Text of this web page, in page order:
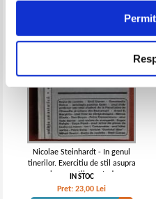
Nicolae Steinhardt - In genul
tinerilor. Exercitiu de stil asupra
unei generatii neortodoxe
IN STOC
Pret:23,00 Lei